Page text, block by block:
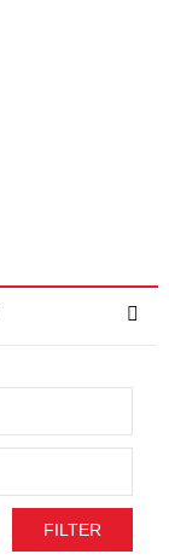
FILTER